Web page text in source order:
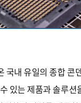
국내 유일의 종합
있는 제품과 솔루